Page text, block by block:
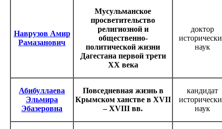
Наврузов Амир
Рамазанович
Мусульманское
просветительство
религиозной и
общественно-
политической жизни
Дагестана первой трети
ХХ века
доктор
наук
Абибуллаева
Эльмира
Эбазеровна
Повседневная жизнь в
Крымском ханстве в XVII
– XVIII вв.
кандидат
наук